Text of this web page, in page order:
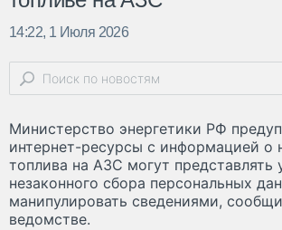
14:22, 1 Июля 2026
Министерство энергетики РФ
интернет-ресурсы с информацией о
топлива на АЗС могут представлять
незаконного сбора персональных
манипулировать сведениями,
ведомстве.